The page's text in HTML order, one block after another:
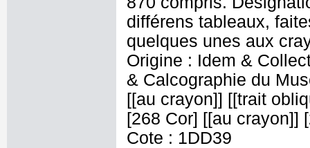
différens tableaux,
quelques unes aux
Origine : Idem &
& Calcographie du
[[au crayon]] [[trait
[268 Cor] [[au crayon]]
Cote : 1DD39